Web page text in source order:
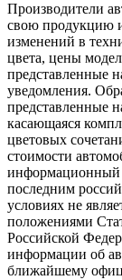
Производители
свою продукцию
изменений в
цвета, цены
представленные
уведомления.
представленные
касающаяся
цветовых
стоимости
информационный
последним
условиях не
положениями
Российской
информации об
ближайшему